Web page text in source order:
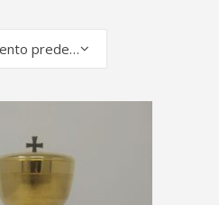
Ordinamento predefinito